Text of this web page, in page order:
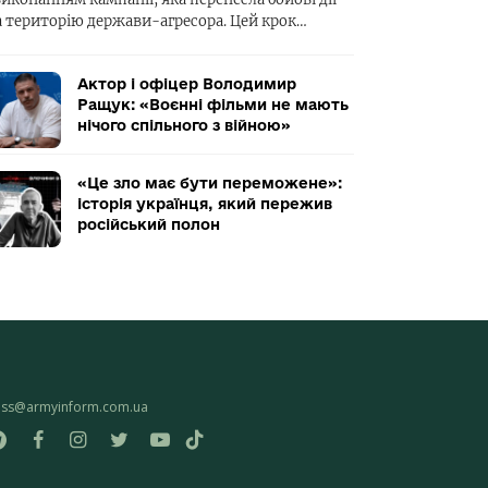
територію держави-агресора. Цей крок…
Актор і офіцер Володимир
Ращук: «Воєнні фільми не мають
нічого спільного з війною»
«Це зло має бути переможене»:
історія українця, який пережив
російський полон